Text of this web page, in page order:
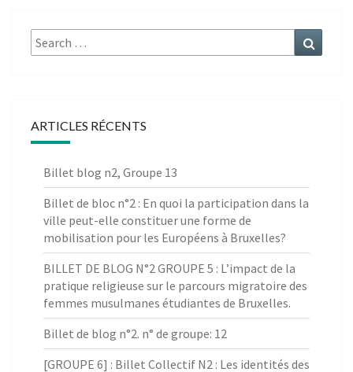
Search
for:
ARTICLES RÉCENTS
Billet blog n2, Groupe 13
Billet de bloc n°2 : En quoi la participation dans la
ville peut-elle constituer une forme de
mobilisation pour les Européens à Bruxelles?
BILLET DE BLOG N°2 GROUPE 5 : L’impact de la
pratique religieuse sur le parcours migratoire des
femmes musulmanes étudiantes de Bruxelles.
Billet de blog n°2. n° de groupe: 12
[GROUPE 6] : Billet Collectif N2 : Les identités des